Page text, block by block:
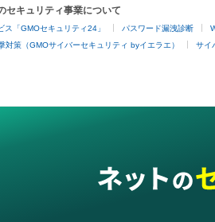
セキュリティ事業について
「GMOセキュリティ24」 パスワード漏洩診断
対策（GMOサイバーセキュリティ byイエラエ） サイ